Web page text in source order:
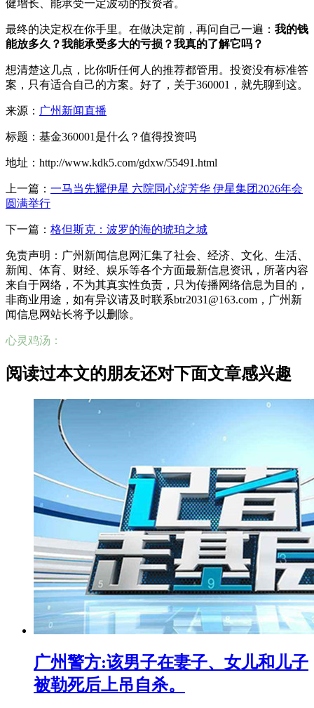
健增长、能承受一定波动的投资者。
最终的决定权在你手里。在做决定前，再问自己一遍： 我的钱
能放多久？我能承受多大的亏损？我真的了解它吗？
想清楚这几点，比你听任何人的推荐都管用。投资没有标准答
案，只有适合自己的方案。好了，关于360001，就先聊到这。
来源： 广州新闻直播
标题：基金360001是什么？值得投资吗
地址：http://www.kdk5.com/gdxw/55491.html
上一篇： 一马当先耀伊星 六院同心绽芳华 伊星集团2026年会
圆满举行
下一篇： 格但斯克：波罗的海的琥珀之城
免责声明：广州新闻信息网汇集了社会、经济、文化、生活、
新闻、体育、财经、娱乐等各个方面最新信息资讯，所著内容
来自于网络，不为其真实性负责，只为传播网络信息为目的，
非商业用途，如有异议请及时联系btr2031@163.com，广州新
闻信息网站长将予以删除。
心灵鸡汤：
阅读过本文的朋友还对下面文章感兴趣
广州警方:该男子在妻子、女儿和儿子
被勒死后上吊自杀。